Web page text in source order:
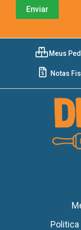
Meus
Notas
Politica